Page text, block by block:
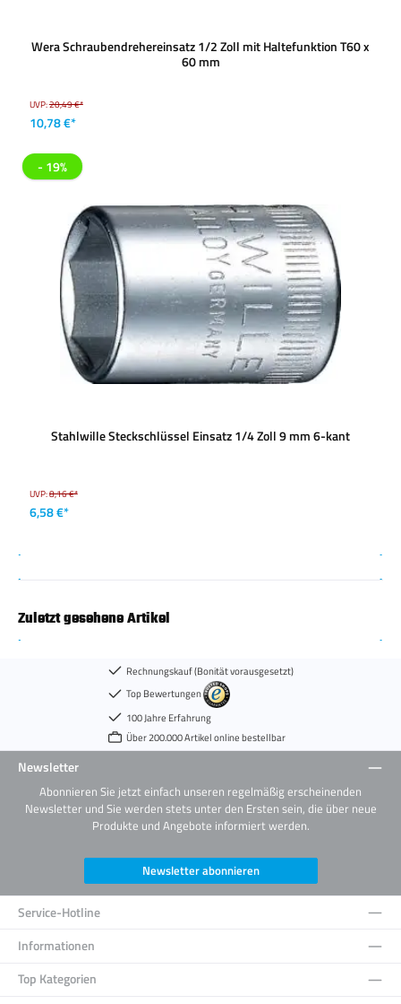
Wera Schraubendrehereinsatz 1/2 Zoll mit Haltefunktion T60 x
60 mm
UVP:20,49 €*
10,78 €*
- 19%
Stahlwille Steckschlüssel Einsatz 1/4 Zoll 9 mm 6-kant
UVP:8,16 €*
6,58 €*
Zuletzt gesehene Artikel
Rechnungskauf (Bonität vorausgesetzt)
Top Bewertungen
100 Jahre Erfahrung
Über 200.000 Artikel online bestellbar
Newsletter
Abonnieren Sie jetzt einfach unseren regelmäßig erscheinenden
Newsletter und Sie werden stets unter den Ersten sein, die über neue
Produkte und Angebote informiert werden.
Newsletter abonnieren
Service-Hotline
Informationen
Top Kategorien